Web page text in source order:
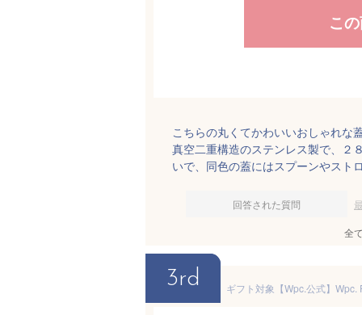
こ
こちらの丸くてかわいいおしゃれな
真空二重構造のステンレス製で、２
いで、同色の蓋にはスプーンやスト
回答された質問
全
3rd